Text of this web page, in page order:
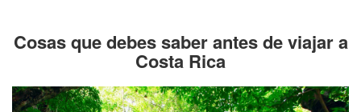
Cosas que debes saber antes de viajar a
Costa Rica